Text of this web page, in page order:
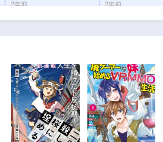
2年前 2年前
第43話 第42.5話
第35.5話
1ヶ月前
第35話
2年前
第31話
2年前
第30話
2年前
第26話
2年前
第25話
2年前